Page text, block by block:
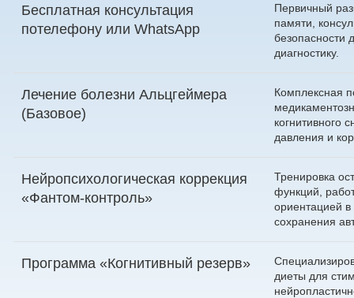
Бесплатная консультация
потелефону или WhatsApp
Первичный
памяти,
безопасности
диагностику.
Лечение болезни Альцгеймера
(Базовое)
Комплексная
когнитивного
давления и
Нейропсихологическая коррекция
«Фантом-контроль»
Тренировка
функций,
ориентацией в
сохранения
Программа «Когнитивный резерв»
диеты для